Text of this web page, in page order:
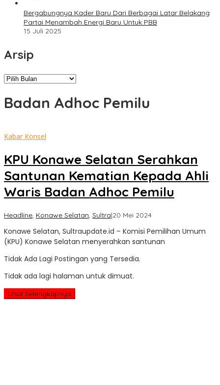
Bergabungnya Kader Baru Dari Berbagai Latar Belakang
Partai Menambah Energi Baru Untuk PBB
15 Juli 2025
Arsip
Arsip
Badan Adhoc Pemilu
Kabar Konsel
KPU Konawe Selatan Serahkan
Santunan Kematian Kepada Ahli
Waris Badan Adhoc Pemilu
Headline, Konawe Selatan, Sultra|20 Mei 2024oleh
Update
Konawe Selatan, Sultraupdate.id – Komisi Pemilihan Umum
(KPU) Konawe Selatan menyerahkan santunan
Tidak Ada Lagi Postingan yang Tersedia.
Tidak ada lagi halaman untuk dimuat.
Lihat Selengkapnya